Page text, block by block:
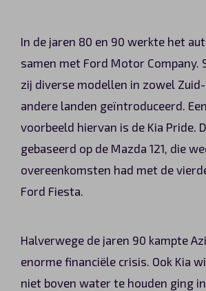
In de jaren 80 en 90 werkte het
samen met Ford Motor Company.
zij diverse modellen in zowel
andere landen geïntroduceerd.
voorbeeld hiervan is de Kia Pride.
gebaseerd op de Mazda 121, die
overeenkomsten had met de
Ford Fiesta.
Halverwege de jaren 90 kampte
enorme financiële crisis. Ook Kia
niet boven water te houden ging